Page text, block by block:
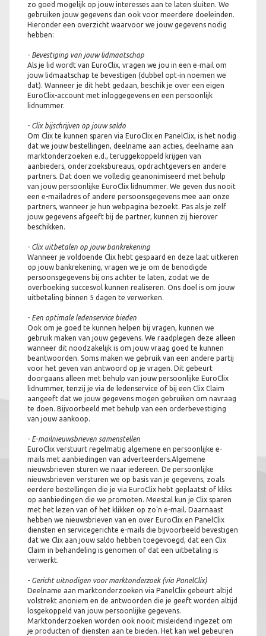
zo goed mogelijk op jouw interesses aan te laten sluiten. We
gebruiken jouw gegevens dan ook voor meerdere doeleinden.
Hieronder een overzicht waarvoor we jouw gegevens nodig
hebben:
- Bevestiging van jouw lidmaatschap
Als je lid wordt van EuroClix, vragen we jou in een e-mail om
jouw lidmaatschap te bevestigen (dubbel opt-in noemen we
dat). Wanneer je dit hebt gedaan, beschik je over een eigen
EuroClix-account met inloggegevens en een persoonlijk
lidnummer.
- Clix bijschrijven op jouw saldo
Om Clix te kunnen sparen via EuroClix en PanelClix, is het nodig
dat we jouw bestellingen, deelname aan acties, deelname aan
marktonderzoeken e.d., teruggekoppeld krijgen van
aanbieders, onderzoeksbureaus, opdrachtgevers en andere
partners. Dat doen we volledig geanonimiseerd met behulp
van jouw persoonlijke EuroClix lidnummer. We geven dus nooit
een e-mailadres of andere persoonsgegevens mee aan onze
partners, wanneer je hun webpagina bezoekt. Pas als je zelf
jouw gegevens afgeeft bij de partner, kunnen zij hierover
beschikken.
- Clix uitbetalen op jouw bankrekening
Wanneer je voldoende Clix hebt gespaard en deze laat uitkeren
op jouw bankrekening, vragen we je om de benodigde
persoonsgegevens bij ons achter te laten, zodat we de
overboeking succesvol kunnen realiseren. Ons doel is om jouw
uitbetaling binnen 5 dagen te verwerken.
- Een optimale ledenservice bieden
Ook om je goed te kunnen helpen bij vragen, kunnen we
gebruik maken van jouw gegevens. We raadplegen deze alleen
wanneer dit noodzakelijk is om jouw vraag goed te kunnen
beantwoorden. Soms maken we gebruik van een andere partij
voor het geven van antwoord op je vragen. Dit gebeurt
doorgaans alleen met behulp van jouw persoonlijke EuroClix
lidnummer, tenzij je via de ledenservice of bij een Clix Claim
aangeeft dat we jouw gegevens mogen gebruiken om navraag
te doen. Bijvoorbeeld met behulp van een orderbevestiging
van jouw aankoop.
- E-mailnieuwsbrieven samenstellen
EuroClix verstuurt regelmatig algemene en persoonlijke e-
mails met aanbiedingen van adverteerders.Algemene
nieuwsbrieven sturen we naar iedereen. De persoonlijke
nieuwsbrieven versturen we op basis van je gegevens, zoals
eerdere bestellingen die je via EuroClix hebt geplaatst of kliks
op aanbiedingen die we promoten. Meestal kun je Clix sparen
met het lezen van of het klikken op zo'n e-mail. Daarnaast
hebben we nieuwsbrieven van en over EuroClix en PanelClix
diensten en servicegerichte e-mails die bijvoorbeeld bevestigen
dat we Clix aan jouw saldo hebben toegevoegd, dat een Clix
Claim in behandeling is genomen of dat een uitbetaling is
verwerkt.
- Gericht uitnodigen voor marktonderzoek (via PanelClix)
Deelname aan marktonderzoeken via PanelClix gebeurt altijd
volstrekt anoniem en de antwoorden die je geeft worden altijd
losgekoppeld van jouw persoonlijke gegevens.
Marktonderzoeken worden ook nooit misleidend ingezet om
je producten of diensten aan te bieden. Het kan wel gebeuren